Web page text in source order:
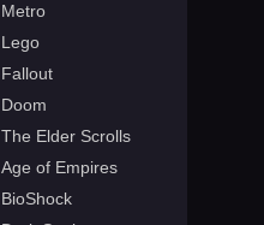
Metro
Lego
Fallout
Doom
The Elder Scrolls
Age of Empires
BioShock